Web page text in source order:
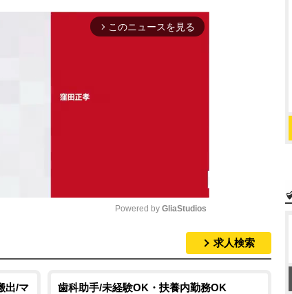
arrow_forward_ios このニュースを見る
Powered by GliaStudios
求人検索
出/マ
歯科助手/未経験OK・扶養内勤務OK